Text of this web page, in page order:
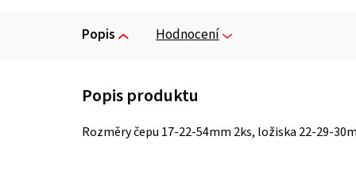
Popis Hodnocení
Rozměry čepu 17-22-54mm 2ks, ložiska 22-29-